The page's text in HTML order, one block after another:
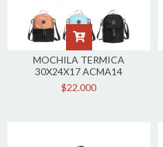
MOCHILA TERMICA
30X24X17 ACMA14
$22.000